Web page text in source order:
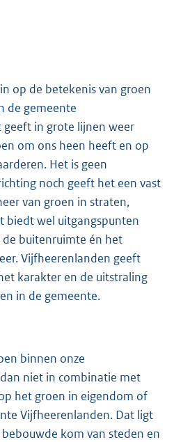
op de betekenis van groen
de gemeente
in grote lijnen weer
om ons heen heeft en op
Het is geen
noch geeft het een vast
van groen in straten,
biedt wel uitgangspunten
buitenruimte én het
Vijfheerenlanden geeft
karakter en de uitstraling
in de gemeente.
binnen onze
niet in combinatie met
het groen in eigendom of
Vijfheerenlanden. Dat ligt
kom van steden en